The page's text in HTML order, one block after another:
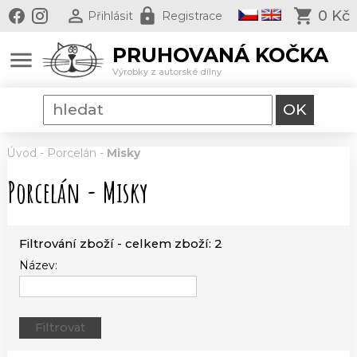
Přihlásit Registrace 0 Kč
menu PRUHOVANÁ KOČKA
Výrobky z autorské dílny
Úvod - Porcelán - Misky
Porcelán - Misky
Filtrování zboží - celkem zboží: 2
Název: